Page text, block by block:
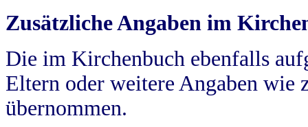
Zusätzliche Angaben im
Die im Kirchenbuch ebenfalls
Eltern oder weitere Angaben wie
übernommen.